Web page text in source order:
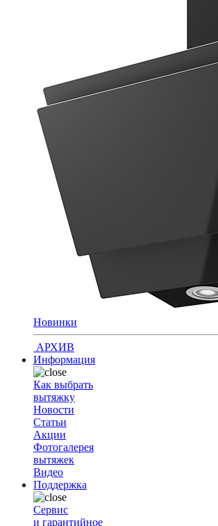
Новинки
АРХИВ
Информация
Как выбрать
вытяжку
Новости
Статьи
Акции
Фотогалерея
вытяжек
Видео
Поддержка
Сервис
и гарантийное